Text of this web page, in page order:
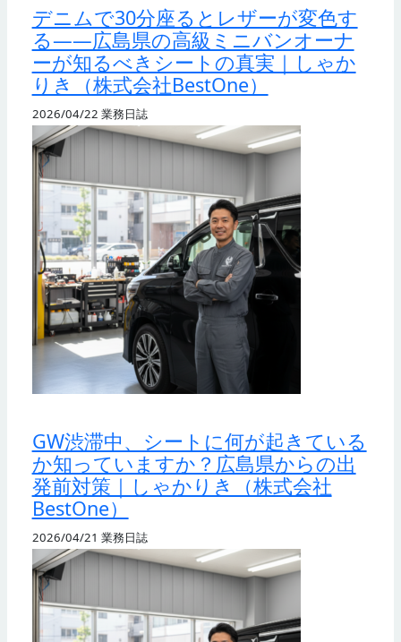
デニムで30分座るとレザーが変色す
る——広島県の高級ミニバンオーナ
ーが知るべきシートの真実｜しゃか
りき（株式会社BestOne）
2026/04/22 業務日誌
GW渋滞中、シートに何が起きている
か知っていますか？広島県からの出
発前対策｜しゃかりき（株式会社
BestOne）
2026/04/21 業務日誌